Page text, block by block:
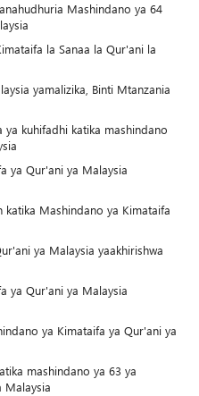
Mashindano ya 64
la Sanaa la Qur'ani la
yamalizika, Binti Mtanzania
kuhifadhi katika mashindano
ya Qur'ani ya Malaysia
katika Mashindano ya Kimataifa
ya Malaysia yaakhirishwa
ya Qur'ani ya Malaysia
ya Kimataifa ya Qur'ani ya
mashindano ya 63 ya
Malaysia